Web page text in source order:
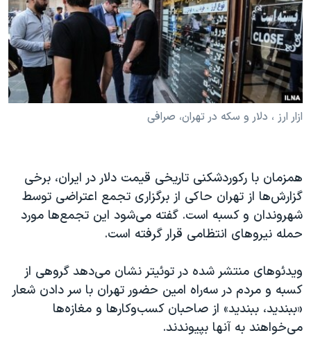
فرهنگ و زندگی
حقوق شهروندی
اقتصادی
علم و فناوری
اسرائیل در جنگ
مستندها
انتخابات ریاست جمهوری آمریکا ۲۰۲۴
حمله جمهوری اسلامی به اسرائیل
رمز مهسا
ورزش زنان در ایران
تریبونال مردمی آبان ۹۸
دادگاه حمید نوری
چهل سال گروگان‌گیری
اعتراضات مردمی آبان ۹۸
اسرائیل در جنگ
نرگس محمدی برنده جایزه نوبل صلح
دنبال کنید
زبانهای مختلف
ازار ارز ، دلار و سکه در تهران، صرافی
همزمان با رکوردشکنی تاریخی قیمت دلار در ایران، برخی
گزارش‌ها از تهران حاکی از برگزاری تجمع اعتراضی توسط
شهروندان و کسبه است. گفته می‌شود این تجمع‌ها مورد
حمله نیروهای انتظامی قرار گرفته است.
ویدئوهای منتشر شده در توئیتر نشان می‌دهد گروهی از
کسبه و مردم در سه‌راه امین حضور تهران با سر دادن شعار
«ببندید، ببندید» از صاحبان کسب‌وکارها و مغازه‌ها
می‌خواهند به آنها بپیوندند.